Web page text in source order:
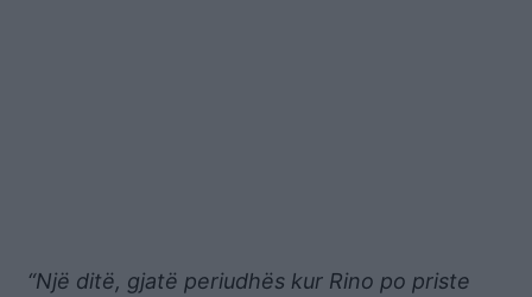
“Një ditë, gjatë periudhës kur Rino po priste